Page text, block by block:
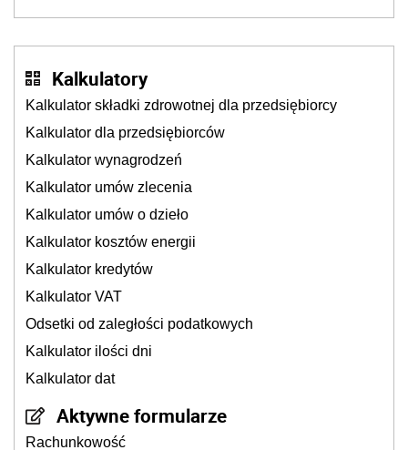
Kalkulatory
Kalkulator składki zdrowotnej dla przedsiębiorcy
Kalkulator dla przedsiębiorców
Kalkulator wynagrodzeń
Kalkulator umów zlecenia
Kalkulator umów o dzieło
Kalkulator kosztów energii
Kalkulator kredytów
Kalkulator VAT
Odsetki od zaległości podatkowych
Kalkulator ilości dni
Kalkulator dat
Aktywne formularze
Rachunkowość